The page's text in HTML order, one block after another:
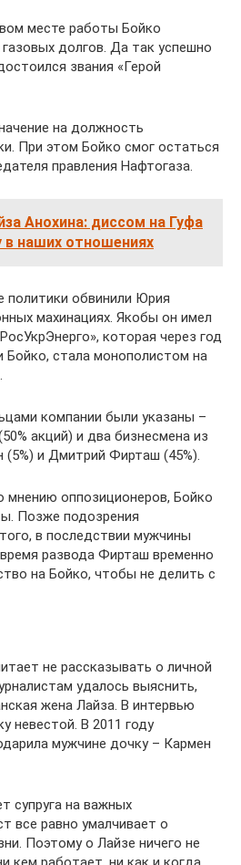
месте работы Бойко
долгов. Да так успешно
звания «Герой
на должность
При этом Бойко смог остаться
правления Нафтогаза.
Анохина: диссом на Гуфа
в наших отношениях
политики обвинили Юрия
махинациях. Якобы он имел
которая через год
Бойко, стала монополистом на
компании были указаны –
акций) и два бизнесмена из
и Дмитрий Фирташ (45%).
оппозиционеров, Бойко
Позже подозрения
в последствии мужчины
развода Фирташ временно
на Бойко, чтобы не делить с
не рассказывать о личной
удалось выяснить,
жена Лайза. В интервью
невестой. В 2011 году
мужчине дочку – Кармен
супруга на важных
все равно умалчивает о
Поэтому о Лайзе ничего не